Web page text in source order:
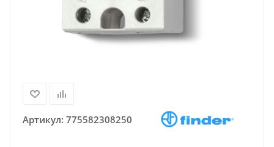
Артикул: 775582308250